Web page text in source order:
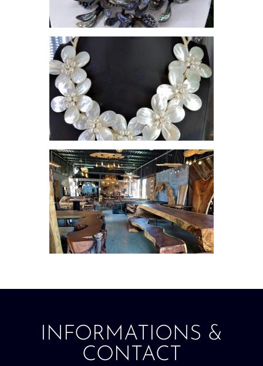
INFORMATIONS &
CONTACT